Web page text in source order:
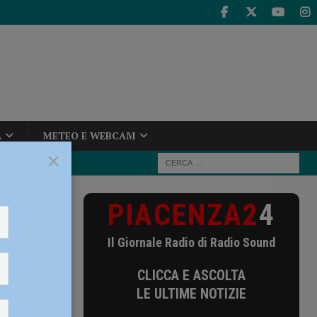
METEO E WEBCAM
al Teatro
PIACENZA24
Il Giornale Radio di Radio Sound
CLICCA E ASCOLTA
LE ULTIME NOTIZIE
×